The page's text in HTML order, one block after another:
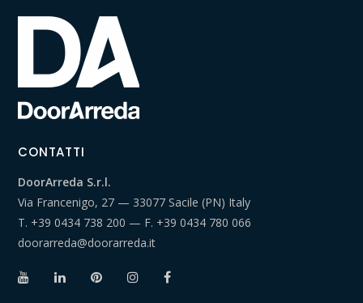
CONTATTI
DoorArreda S.r.l.
Via Francenigo, 27 — 33077 Sacile (PN) Italy
T. +39 0434 738 200 — F. +39 0434 780 066
doorarreda@doorarreda.it